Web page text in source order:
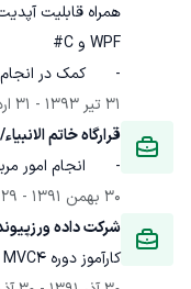
-	کمک در انجام امور مربوط به شبکه
31 تیر 1393
- 31 اردیبهشت 1394
قرارگاه خاتم
-	انجام امور مربوط به شبکه ،IT و برنامه نویسی
30 بهمن 1391
- 29 اسفند 1392
شرکت داده
کارآموز دوره ASP.net MVC4 به مدت کمتر از یک ماه